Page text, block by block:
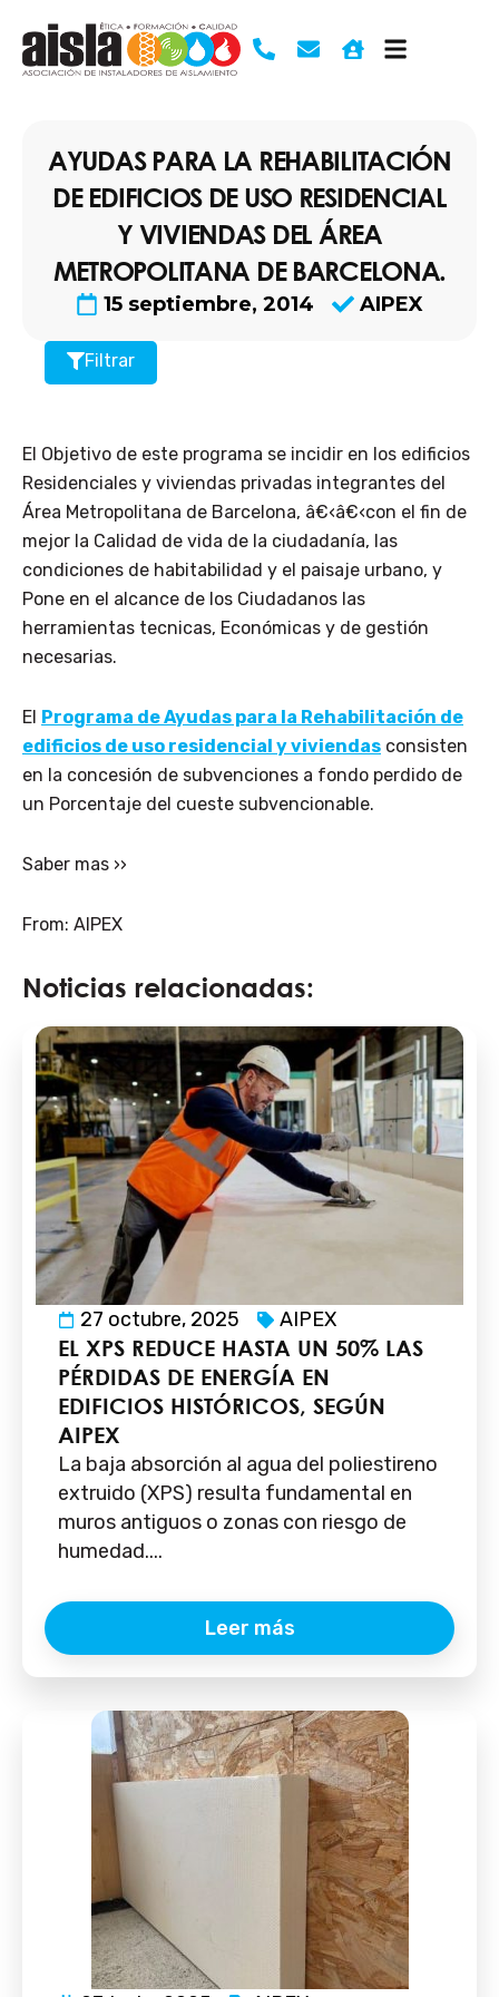
contenido
AYUDAS PARA LA REHABILITACIÓN
DE EDIFICIOS DE USO RESIDENCIAL
Y VIVIENDAS DEL ÁREA
METROPOLITANA DE BARCELONA.
15 septiembre, 2014 AIPEX
Filtrar
El Objetivo de este programa se incidir en los edificios
Residenciales y viviendas privadas integrantes del
Área Metropolitana de Barcelona, â€‹â€‹con el fin de
mejor la Calidad de vida de la ciudadanía, las
condiciones de habitabilidad y el paisaje urbano, y
Pone en el alcance de los Ciudadanos las
herramientas tecnicas, Económicas y de gestión
necesarias.
El Programa de Ayudas para la Rehabilitación de
edificios de uso residencial y viviendas consisten
en la concesión de subvenciones a fondo perdido de
un Porcentaje del cueste subvencionable.
Saber mas ››
From: AIPEX
Noticias relacionadas:
27 octubre, 2025 AIPEX
EL XPS REDUCE HASTA UN 50% LAS
PÉRDIDAS DE ENERGÍA EN
EDIFICIOS HISTÓRICOS, SEGÚN
AIPEX
La baja absorción al agua del poliestireno
extruido (XPS) resulta fundamental en
muros antiguos o zonas con riesgo de
humedad....
Leer más